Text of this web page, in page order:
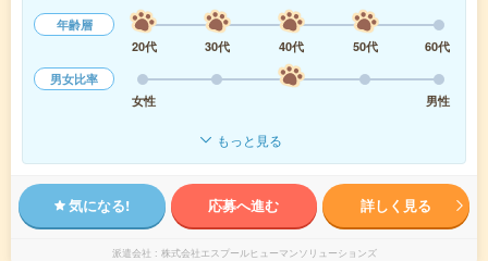
年齢層
20代
30代 40代 50代
60代
男女比率
女性
男性
もっと見る
気になる! 応募へ進む 詳しく見る
派遣会社 株式会社エスプールヒューマンソリューションズ